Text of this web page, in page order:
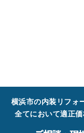
横浜市の内装リフォ
全てにおいて適正